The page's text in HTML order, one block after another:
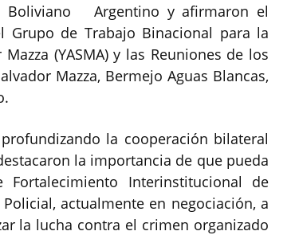
Boliviano Argentino y afirmaron el
Grupo de Trabajo Binacional para la
(YASMA) y las Reuniones de los
Mazza, Bermejo Aguas Blancas,
la cooperación bilateral
la importancia de que pueda
Interinstitucional de
actualmente en negociación, a
la lucha contra el crimen organizado